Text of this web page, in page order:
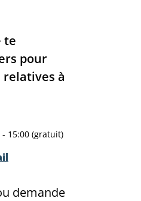
te
pour
à
15:00 (gratuit)
demande